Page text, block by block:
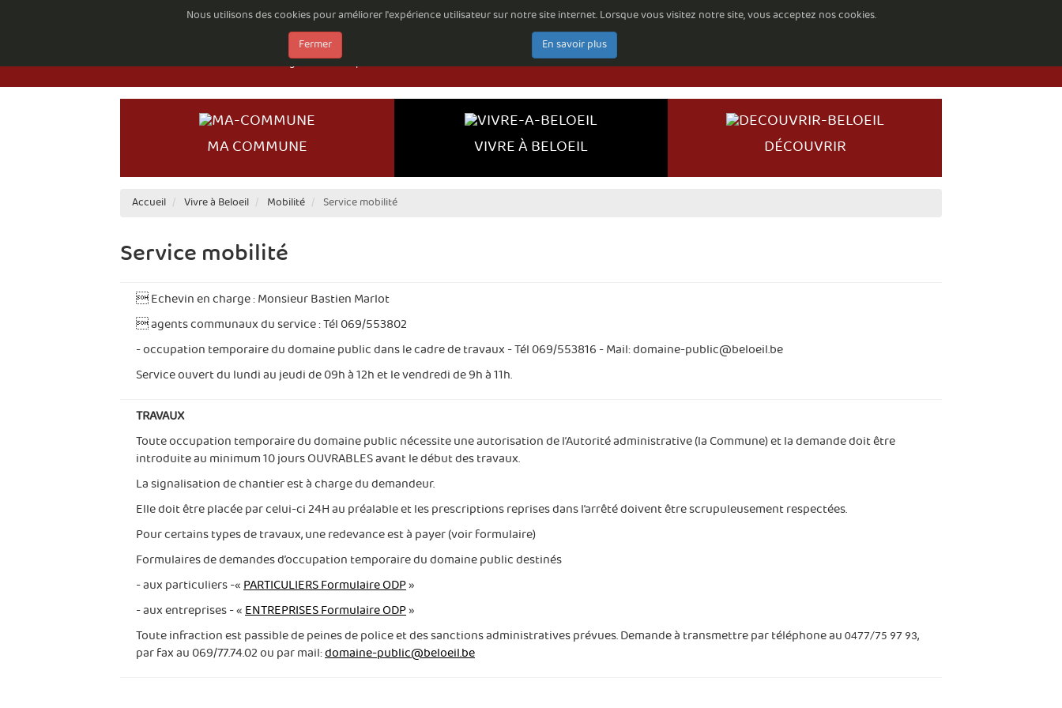
Nous utilisons des cookies pour améliorer l'expérience utilisateur sur notre site internet. Lorsque vous visitez notre site, vous acceptez nos cookies.
Fermer
En savoir plus
Emploi à la Commune de Beloeil Consultations permanentes Les arrêtés du Bourgmestre
Documents à télécharger
Newsletter
Contact
Règlements complémentaires de circulation routière
MA COMMUNE VIVRE À BELOEIL DÉCOUVRIR
Accueil Vivre à Beloeil Mobilité Service mobilité
Service mobilité
 Echevin en charge : Monsieur Bastien Marlot
 agents communaux du service : Tél 069/553802
- occupation temporaire du domaine public dans le cadre de travaux - Tél 069/553816 - Mail:domaine-public@beloeil.be
Service ouvert du lundi au jeudi de 09h à 12h et le vendredi de 9h à 11h.
TRAVAUX
Toute occupation temporaire du domaine public nécessite une autorisation de l’Autorité administrative (la Commune) et la demande doit être
introduite au minimum 10 jours OUVRABLES avant le début des travaux.
La signalisation de chantier est à charge du demandeur.
Elle doit être placée par celui-ci 24H au préalable et les prescriptions reprises dans l’arrêté doivent être scrupuleusement respectées.
Pour certains types de travaux, une redevance est à payer (voir formulaire)
Formulaires de demandes d’occupation temporaire du domaine public destinés
- aux particuliers -«PARTICULIERS Formulaire ODP»
- aux entreprises - «ENTREPRISES Formulaire ODP»
Toute infraction est passible de peines de police et des sanctions administratives prévues. Demande à transmettre par téléphone au 0477/75 97 93,
par fax au 069/77.74.02 ou par mail:domaine-public@beloeil.be